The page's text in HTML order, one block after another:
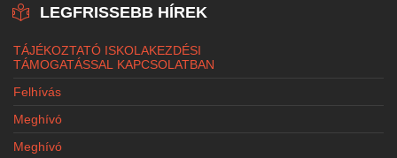
LEGFRISSEBB HÍREK
TÁJÉKOZTATÓ ISKOLAKEZDÉSI
TÁMOGATÁSSAL KAPCSOLATBAN
Felhívás
Meghívó
Meghívó